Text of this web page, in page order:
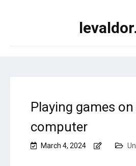
Playing games on
computer
March 4, 2024